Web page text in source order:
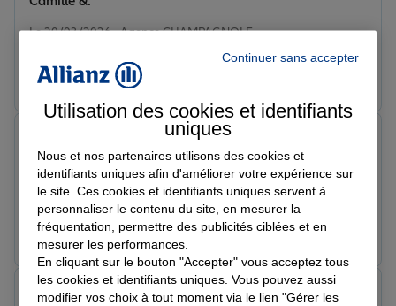
Le 20/03/2026 - Agence CHAMPAGNOLE
Prendre un RDV
Note de 5 sur 5
Le 15/03/2026 - Agence CHAMPAGNOLE
Bonne accueil de monsieur Chevillot bien sympathique
Prendre un RDV Voir l'agence
Gréa O.
Continuer sans accepter
Utilisation des cookies et identifiants
uniques
Nous et nos partenaires utilisons des cookies et
identifiants uniques afin d'améliorer votre expérience sur
le site. Ces cookies et identifiants uniques servent à
personnaliser le contenu du site, en mesurer la
fréquentation, permettre des publicités ciblées et en
mesurer les performances.
En cliquant sur le bouton "Accepter" vous acceptez tous
les cookies et identifiants uniques. Vous pouvez aussi
modifier vos choix à tout moment via le lien "Gérer les